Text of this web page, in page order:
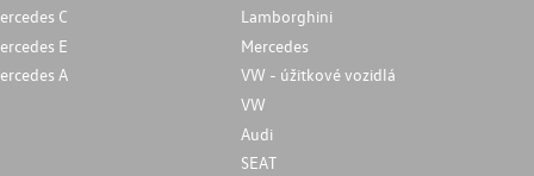
C
E
A
Lamborghini
Mercedes
VW - úžitkové vozidlá
VW
Audi
SEAT